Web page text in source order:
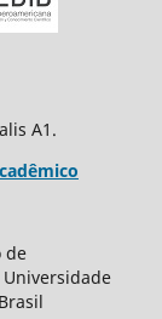
A1.
de
Universidade